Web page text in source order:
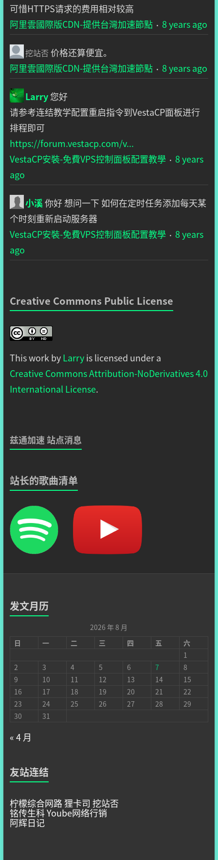
可惜HTTPS请求的费用相对较高
阿里雲國際版CDN-提供台灣加速節點· 8 years ago
挖站否 价格还算便宜。
阿里雲國際版CDN-提供台灣加速節點· 8 years ago
Larry您好
请参考连结教学配置重启指令到VestaCP面板进行
排程即可
https://forum.vestacp.com/v...
VestaCP安裝-免費VPS控制面板配置教學 · 8 years
ago
小溪你好 想问一下 如何在定时任务添加每天某
个时刻重新启动服务器
VestaCP安裝-免費VPS控制面板配置教學 · 8 years
ago
Creative Commons Public License
This work byLarryis licensed under a
Creative Commons Attribution-NoDerivatives 4.0
International License.
兹通加速 站点消息
站长的歌曲清单
发文月历
2026 年 8 月
日
一 二 三 四 五
六
1
2
3 4 5 6 7
8
9
10 11 12 13 14
15
16
17 18 19 20 21
22
23
24 25 26 27 28
29
30
31
« 4 月
友站连结
柠檬综合网路狸卡司 挖站否
铭传生科Yoube网络行销
阿辉日记